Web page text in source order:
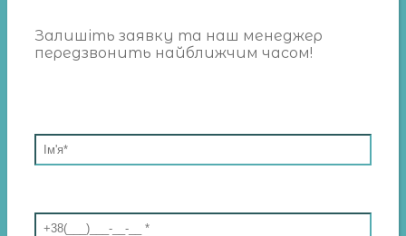
Залишіть заявку та наш менеджер
передзвонить найближчим часом!